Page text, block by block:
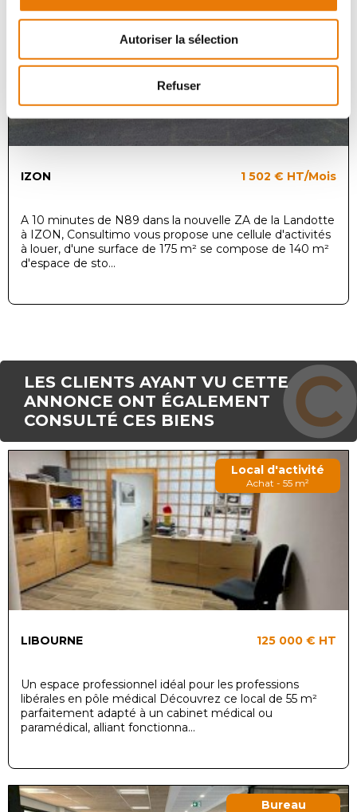
Autoriser la sélection
Refuser
Location - 175 m²
IZON 1 502 € HT/Mois
A 10 minutes de N89 dans la nouvelle ZA de la Landotte
à IZON, Consultimo vous propose une cellule d'activités
à louer, d'une surface de 175 m² se compose de 140 m²
d'espace de sto...
LES CLIENTS AYANT VU CETTE
ANNONCE ONT ÉGALEMENT
CONSULTÉ CES BIENS
Local d'activité
Achat - 55 m²
LIBOURNE 125 000 € HT
Un espace professionnel idéal pour les professions
libérales en pôle médical Découvrez ce local de 55 m²
parfaitement adapté à un cabinet médical ou
paramédical, alliant fonctionna...
Bureau